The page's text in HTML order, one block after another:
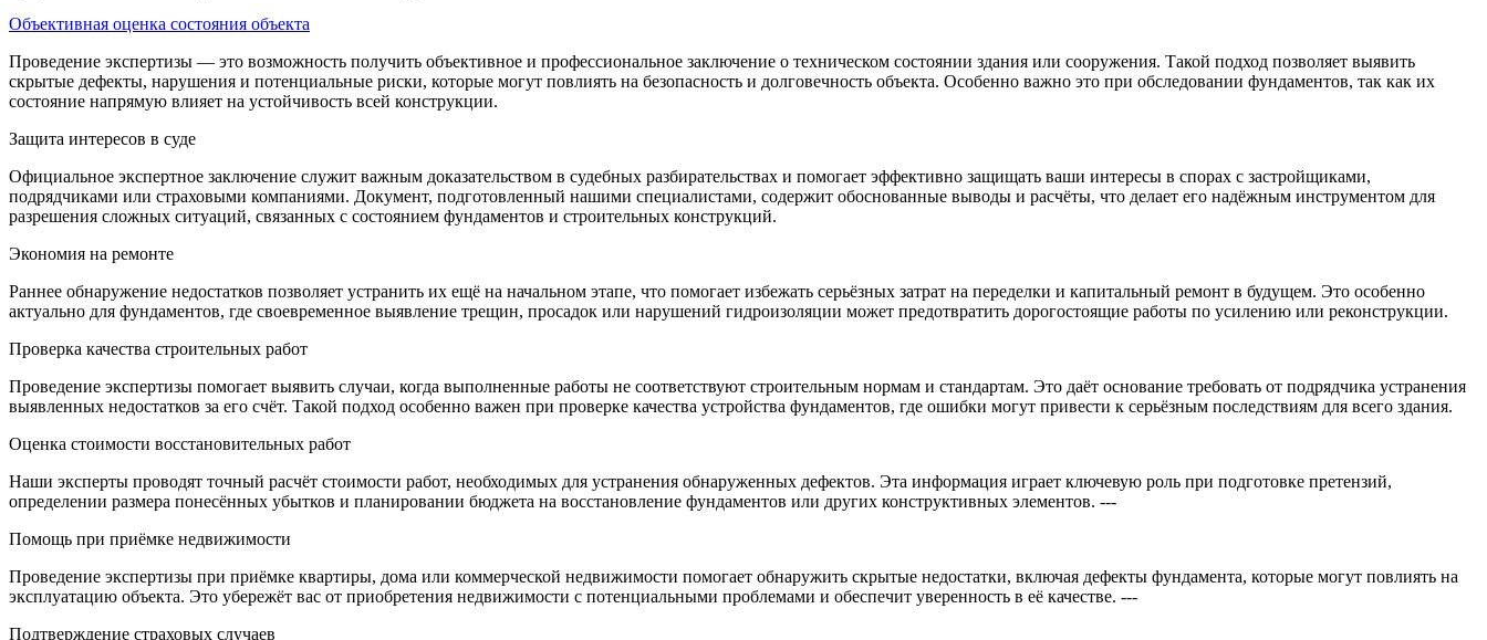
Объективная оценка состояния объекта
Проведение экспертизы — это возможность получить объективное и профессиональное заключение о техническом состоянии здания или сооружения. Такой подход позволяет выявить
скрытые дефекты, нарушения и потенциальные риски, которые могут повлиять на безопасность и долговечность объекта. Особенно важно это при обследовании фундаментов, так как их
состояние напрямую влияет на устойчивость всей конструкции.
Защита интересов в суде
Официальное экспертное заключение служит важным доказательством в судебных разбирательствах и помогает эффективно защищать ваши интересы в спорах с застройщиками,
подрядчиками или страховыми компаниями. Документ, подготовленный нашими специалистами, содержит обоснованные выводы и расчёты, что делает его надёжным инструментом для
разрешения сложных ситуаций, связанных с состоянием фундаментов и строительных конструкций.
Экономия на ремонте
Раннее обнаружение недостатков позволяет устранить их ещё на начальном этапе, что помогает избежать серьёзных затрат на переделки и капитальный ремонт в будущем. Это особенно
актуально для фундаментов, где своевременное выявление трещин, просадок или нарушений гидроизоляции может предотвратить дорогостоящие работы по усилению или реконструкции.
Проверка качества строительных работ
Проведение экспертизы помогает выявить случаи, когда выполненные работы не соответствуют строительным нормам и стандартам. Это даёт основание требовать от подрядчика устранения
выявленных недостатков за его счёт. Такой подход особенно важен при проверке качества устройства фундаментов, где ошибки могут привести к серьёзным последствиям для всего здания.
Оценка стоимости восстановительных работ
Наши эксперты проводят точный расчёт стоимости работ, необходимых для устранения обнаруженных дефектов. Эта информация играет ключевую роль при подготовке претензий,
определении размера понесённых убытков и планировании бюджета на восстановление фундаментов или других конструктивных элементов. ---
Помощь при приёмке недвижимости
Проведение экспертизы при приёмке квартиры, дома или коммерческой недвижимости помогает обнаружить скрытые недостатки, включая дефекты фундамента, которые могут повлиять на
эксплуатацию объекта. Это убережёт вас от приобретения недвижимости с потенциальными проблемами и обеспечит уверенность в её качестве. ---
Подтверждение страховых случаев